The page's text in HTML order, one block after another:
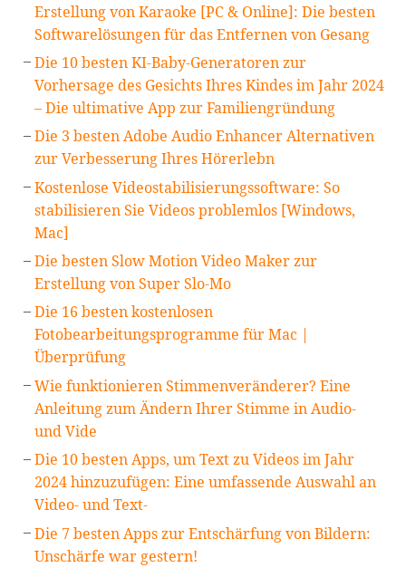
Erstellung von Karaoke [PC & Online]: Die besten
Softwarelösungen für das Entfernen von Gesang
Die 10 besten KI-Baby-Generatoren zur
Vorhersage des Gesichts Ihres Kindes im Jahr 2024
– Die ultimative App zur Familiengründung
Die 3 besten Adobe Audio Enhancer Alternativen
zur Verbesserung Ihres Hörerlebn
Kostenlose Videostabilisierungssoftware: So
stabilisieren Sie Videos problemlos [Windows,
Mac]
Die besten Slow Motion Video Maker zur
Erstellung von Super Slo-Mo
Die 16 besten kostenlosen
Fotobearbeitungsprogramme für Mac |
Überprüfung
Wie funktionieren Stimmenveränderer? Eine
Anleitung zum Ändern Ihrer Stimme in Audio-
und Vide
Die 10 besten Apps, um Text zu Videos im Jahr
2024 hinzuzufügen: Eine umfassende Auswahl an
Video- und Text-
Die 7 besten Apps zur Entschärfung von Bildern:
Unschärfe war gestern!